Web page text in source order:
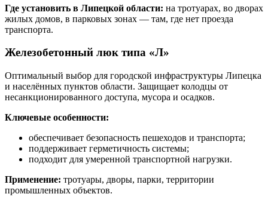
Где установить в Липецкой области: на тротуарах, во дворах
жилых домов, в парковых зонах — там, где нет проезда
транспорта.
Железобетонный люк типа «Л»
Оптимальный выбор для городской инфраструктуры Липецка
и населённых пунктов области. Защищает колодцы от
несанкционированного доступа, мусора и осадков.
Ключевые особенности:
обеспечивает безопасность пешеходов и транспорта;
поддерживает герметичность системы;
подходит для умеренной транспортной нагрузки.
Применение: тротуары, дворы, парки, территории
промышленных объектов.